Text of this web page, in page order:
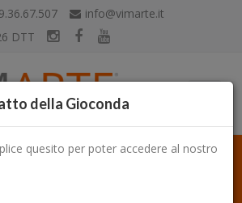
info@vimarte.it
DTT
della Gioconda
quesito per poter accedere al nostro